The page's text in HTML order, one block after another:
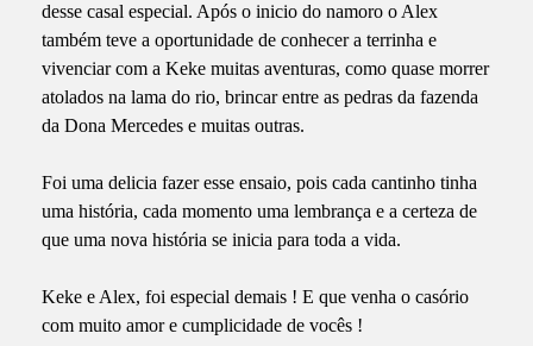
desse casal especial. Após o inicio do namoro o Alex
também teve a oportunidade de conhecer a terrinha e
vivenciar com a Keke muitas aventuras, como quase morrer
atolados na lama do rio, brincar entre as pedras da fazenda
da Dona Mercedes e muitas outras.
Foi uma delicia fazer esse ensaio, pois cada cantinho tinha
uma história, cada momento uma lembrança e a certeza de
que uma nova história se inicia para toda a vida.
Keke e Alex, foi especial demais ! E que venha o casório
com muito amor e cumplicidade de vocês !